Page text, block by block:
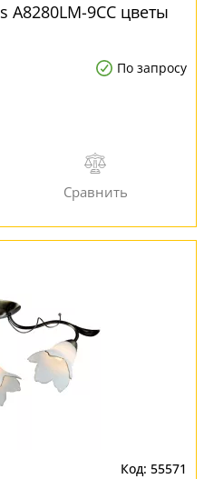
A8280LM-9CC цветы
По запросу
55571